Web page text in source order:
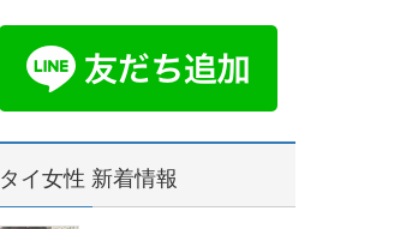
タイ女性 新着情報